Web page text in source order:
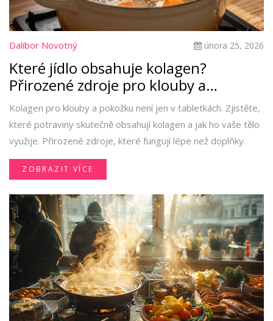
Dalibor Novotný února 25, 2026
Které jídlo obsahuje kolagen?
Přirozené zdroje pro klouby a
pokožku
Kolagen pro klouby a pokožku není jen v tabletkách. Zjistěte,
které potraviny skutečně obsahují kolagen a jak ho vaše tělo
využije. Přirozené zdroje, které fungují lépe než doplňky.
ZOBRAZIT VÍCE